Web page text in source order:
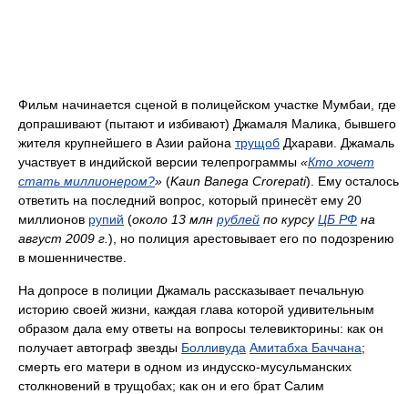
Фильм начинается сценой в полицейском участке Мумбаи, где
допрашивают (пытают и избивают) Джамаля Малика, бывшего
жителя крупнейшего в Азии района трущоб Дхарави. Джамаль
участвует в индийской версии телепрограммы «Кто хочет
стать миллионером?» (Kaun Banega Crorepati). Ему осталось
ответить на последний вопрос, который принесёт ему 20
миллионов рупий (около 13 млн рублей по курсуЦБ РФ на
август 2009 г. ), но полиция арестовывает его по подозрению
в мошенничестве.
На допросе в полиции Джамаль рассказывает печальную
историю своей жизни, каждая глава которой удивительным
образом дала ему ответы на вопросы телевикторины: как он
получает автограф звезды Болливуда Амитабха Баччана;
смерть его матери в одном из индусско-мусульманских
столкновений в трущобах; как он и его брат Салим